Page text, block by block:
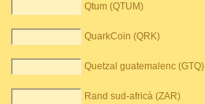
Qtum (QTUM)
QuarkCoin (QRK)
Quetzal guatemalenc (GTQ)
Rand sud-africà (ZAR)